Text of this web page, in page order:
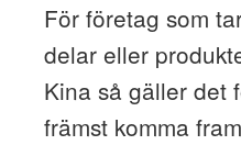
För företag som
delar eller
Kina så gäller det
främst komma